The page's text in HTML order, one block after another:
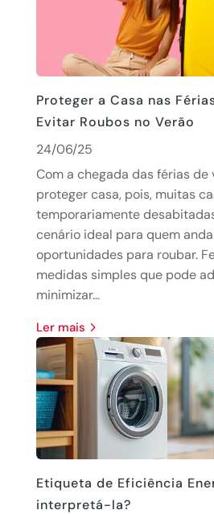
Proteger a Casa nas
Evitar Roubos no Verão
24/06/25
Com a chegada das férias de
proteger casa, pois, muitas
temporariamente
cenário ideal para quem
oportunidades para roubar.
medidas simples que pode
minimizar...
Ler mais
Etiqueta de Eficiência
interpretá-la?